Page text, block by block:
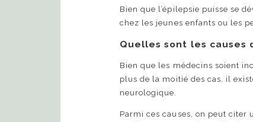
Bien que l’épilepsie puisse se
chez les jeunes enfants ou les
Quelles sont les causes
Bien que les médecins soient
plus de la moitié des cas, il
neurologique.
Parmi ces causes, on peut